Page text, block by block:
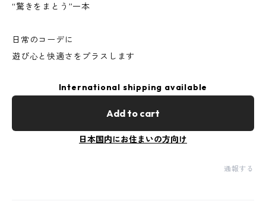
“驚きをまとう”一本
日常のコーデに
遊び心と快適さをプラスします
International shipping available
Add to cart
日本国内にお住まいの方向け
通報する